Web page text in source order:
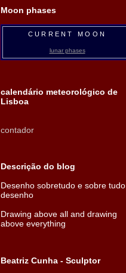
Moon phases
CURRENT MOON
lunar phases
calendário meteorológico de
Lisboa
contador
Descrição do blog
Desenho sobretudo e sobre tudo
desenho
Drawing above all and drawing
above everything
Beatriz Cunha - Sculptor